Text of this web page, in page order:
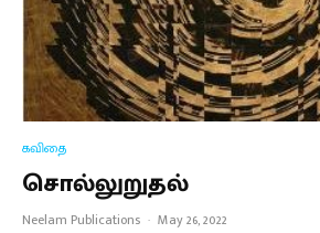
கவிதை
சொல்லுறுதல்
Neelam Publications · May 26, 2022